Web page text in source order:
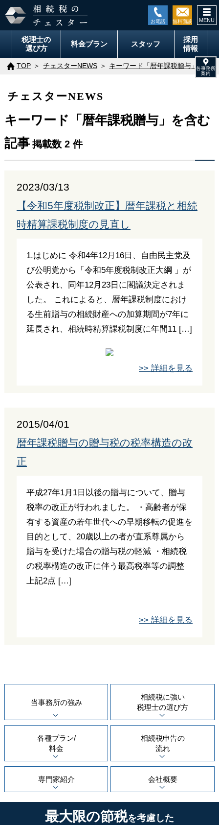
税理士の
選び方
料金プラン スタッフ
採用
情報
TOP チェスターNEWS キーワード「暦年課税贈与」を含
チェスターNEWS
キーワード「暦年課税贈与」を含む
記事 掲載数 2 件
2023/03/13
【令和5年度税制改正】暦年課税と相続
時精算課税制度の見直し
1.はじめに 令和4年12月16日、自由民主党及
び公明党から「令和5年度税制改正大綱 」が
公表され、同年12月23日に閣議決定されま
した。 これによると、暦年課税制度におけ
る生前贈与の相続財産への加算期間が7年に
延長され、相続時精算課税制度に年間11 […]
>> 詳細を見る
2015/04/01
暦年課税贈与の贈与税の税率構造の改
正
平成27年1月1日以後の贈与について、贈与
税率の改正が行われました。 ・高齢者が保
有する資産の若年世代への早期移転の促進を
目的として、20歳以上の者が直系尊属から
贈与を受けた場合の贈与税の軽減 ・相続税
の税率構造の改正に伴う最高税率等の調整
上記2点 […]
>> 詳細を見る
当事務所の強み
相続税に強い
税理士の選び方
各種プラン/
料金
相続税申告の
流れ
専門家紹介 会社概要
最大限の節税を考慮した